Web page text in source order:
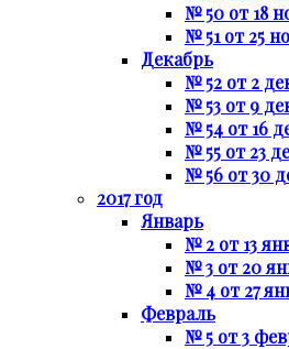
№ 50 от 18
№ 51 от 25
Декабрь
№ 52 от 2
№ 53 от 9
№ 54 от 16
№ 55 от 23
№ 56 от 30
2017 год
Январь
№ 2 от 13
№ 3 от 20
№ 4 от 27
Февраль
№ 5 от 3